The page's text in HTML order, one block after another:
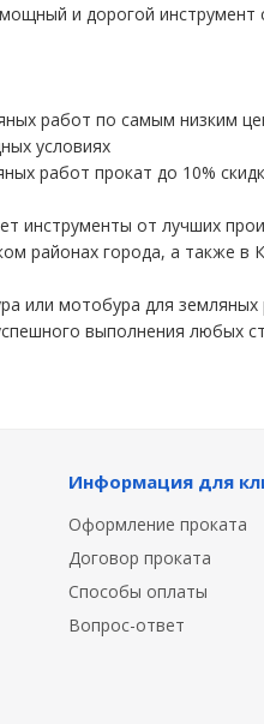
и дорогой инструмент
работ по самым низким
условиях
работ прокат до 10%
инструменты от лучших
районах города, а также в
или мотобура для
выполнения любых
Информация для
Оформление проката
Договор проката
Способы оплаты
Вопрос-ответ